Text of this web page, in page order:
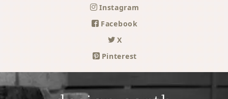
Instagram
Facebook
X
Pinterest